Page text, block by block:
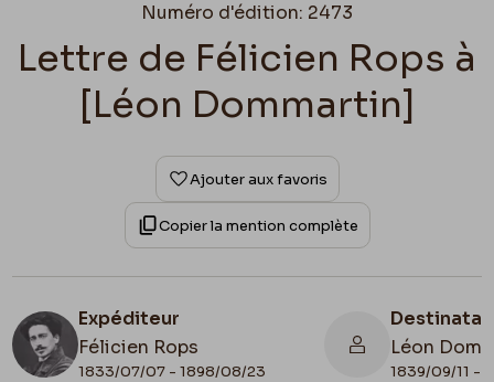
Numéro d'édition: 2473
Lettre de Félicien Rops à
[Léon Dommartin]
Ajouter aux favoris
Copier la mention complète
Expéditeur
Félicien Rops
1833/07/07 - 1898/08/23
Léon
1839/09/11 -